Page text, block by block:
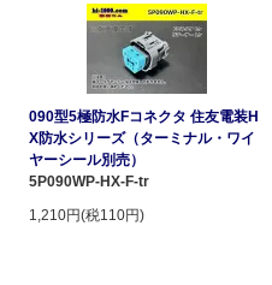
090型5極防水Fコネクタ 住友電装H
X防水シリーズ（ターミナル・ワイ
ヤーシール別売）
5P090WP-HX-F-tr
1,210円(税110円)